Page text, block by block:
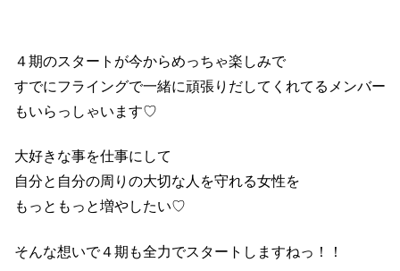
４期のスタートが今からめっちゃ楽しみで
すでにフライングで一緒に頑張りだしてくれてるメンバー
もいらっしゃいます♡
大好きな事を仕事にして
自分と自分の周りの大切な人を守れる女性を
もっともっと増やしたい♡
そんな想いで４期も全力でスタートしますねっ！！